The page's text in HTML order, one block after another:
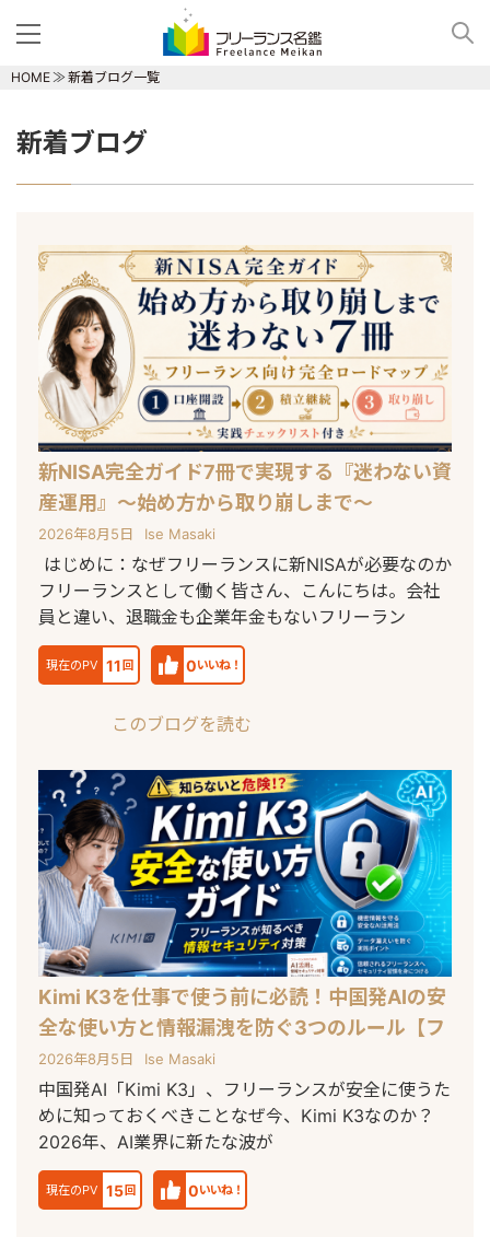
HOME 新着ブログ一覧
新着ブログ
新NISA完全ガイド7冊で実現する『迷わない資
産運用』〜始め方から取り崩しまで〜
2026年8月5日 Ise Masaki
現在のPV 11 回 0いいね！
はじめに：なぜフリーランスに新NISAが必要なのか
フリーランスとして働く皆さん、こんにちは。会社
員と違い、退職金も企業年金もないフリーラン
このブログを読む
Kimi K3を仕事で使う前に必読！中国発AIの安
全な使い方と情報漏洩を防ぐ3つのルール【フ
リーランス向け】
2026年8月5日 Ise Masaki
現在のPV 15 回 0いいね！
中国発AI「Kimi K3」、フリーランスが安全に使うた
めに知っておくべきことなぜ今、Kimi K3なのか？
2026年、AI業界に新たな波が